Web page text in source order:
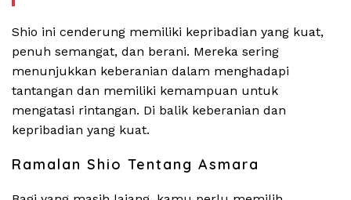
Shio ini cenderung memiliki kepribadian yang kuat,
penuh semangat, dan berani. Mereka sering
menunjukkan keberanian dalam menghadapi
tantangan dan memiliki kemampuan untuk
mengatasi rintangan. Di balik keberanian dan
kepribadian yang kuat.
Ramalan Shio Tentang Asmara